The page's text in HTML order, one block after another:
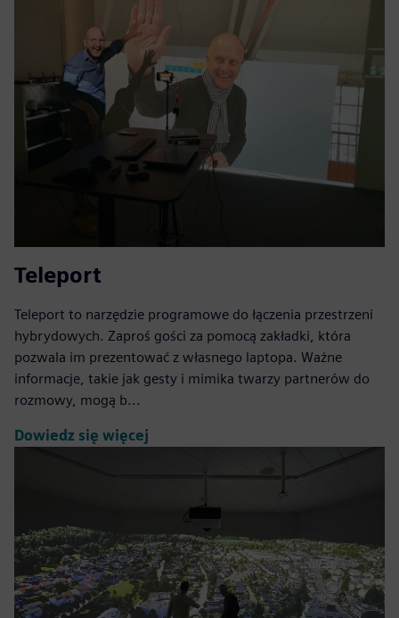
Teleport
Teleport to narzędzie programowe do łączenia przestrzeni
hybrydowych. Zaproś gości za pomocą zakładki, która
pozwala im prezentować z własnego laptopa. Ważne
informacje, takie jak gesty i mimika twarzy partnerów do
rozmowy, mogą b...
Dowiedz się więcej